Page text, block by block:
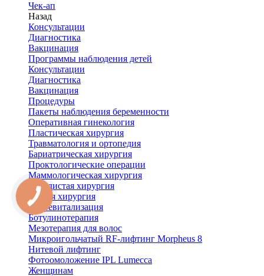
Чек-ап
Назад
Консультации
Диагностика
Вакцинация
Программы наблюдения детей
Консультации
Диагностика
Вакцинация
Процедуры
Пакеты наблюдения беременности
Оперативная гинекология
Пластическая хирургия
Травматология и ортопедия
Бариатрическая хирургия
Проктологические операции
Маммологическая хирургия
Сосудистая хирургия
Общая хирургия
Биоревитализация
Ботулинотерапия
Мезотерапия для волос
Микроигольчатый RF-лифтинг Morpheus 8
Нитевой лифтинг
Фотоомоложение IPL Lumecca
Женщинам